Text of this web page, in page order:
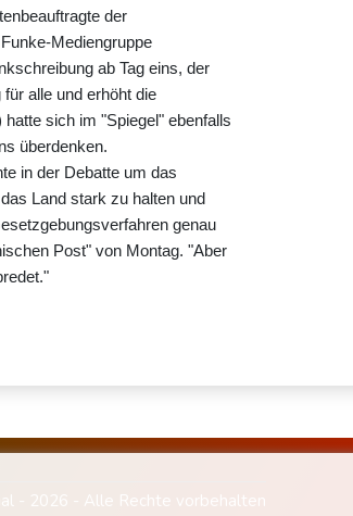
der
Mediengruppe
ab Tag eins, der
alle und erhöht die
sich im "Spiegel" ebenfalls
überdenken.
in der Debatte um das
Land stark zu halten und
genau
Post" von Montag. "Aber
- 2026 - Alle Rechte vorbehalten